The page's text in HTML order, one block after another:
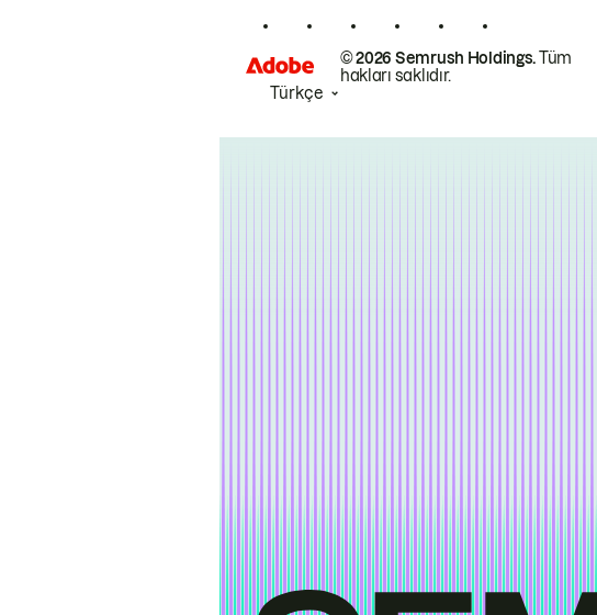
© 2026 Semrush Holdings.Tüm
hakları saklıdır.
Türkçe